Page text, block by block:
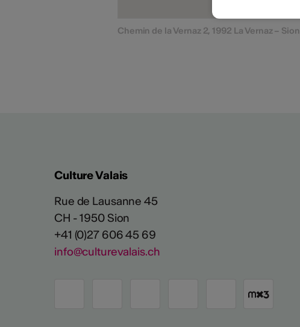
Chemin de la Vernaz 2, 1992 La Vernaz – Sion
Culture Valais
Rue de Lausanne 45
CH - 1950 Sion
+41 (0)27 606 45 69
info@culturevalais.ch